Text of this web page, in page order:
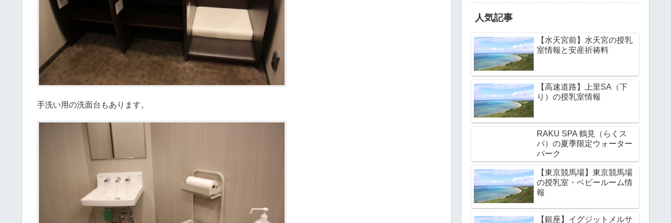
手洗い用の洗面台もあります。
人気記事
【水天宮前】水天宮の授乳
室情報と安産祈祷料
【高速道路】上里SA（下
り）の授乳室情報
RAKU SPA 鶴見（らくス
パ）の夏季限定ウォーター
パーク
【東京競馬場】東京競馬場
の授乳室・ベビールーム情
報
【銀座】イグジットメルサ